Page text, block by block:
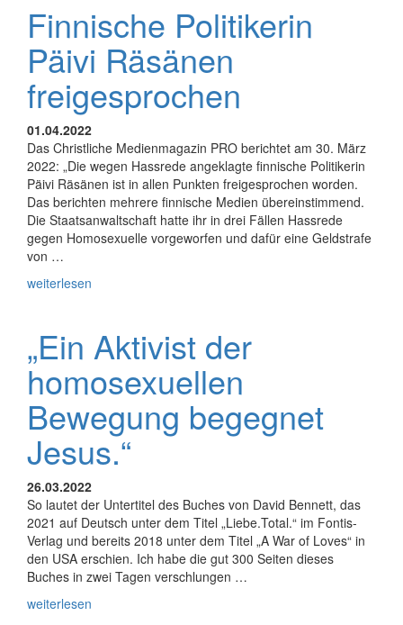
Finnische Politikerin
Päivi Räsänen
freigesprochen
01.04.2022
Das Christliche Medienmagazin PRO berichtet am 30. März
2022: „Die wegen Hassrede angeklagte finnische Politikerin
Päivi Räsänen ist in allen Punkten freigesprochen worden.
Das berichten mehrere finnische Medien übereinstimmend.
Die Staatsanwaltschaft hatte ihr in drei Fällen Hassrede
gegen Homosexuelle vorgeworfen und dafür eine Geldstrafe
von …
weiterlesen
„Ein Aktivist der
homosexuellen
Bewegung begegnet
Jesus.“
26.03.2022
So lautet der Untertitel des Buches von David Bennett, das
2021 auf Deutsch unter dem Titel „Liebe.Total.“ im Fontis-
Verlag und bereits 2018 unter dem Titel „A War of Loves“ in
den USA erschien. Ich habe die gut 300 Seiten dieses
Buches in zwei Tagen verschlungen …
weiterlesen